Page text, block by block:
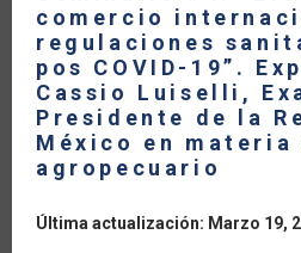
COSTA
comercio
regulaciones
pos COVID-19”.
Cassio Luiselli,
Presidente de la
México en
agropecuario
Última actualización: Marzo 19,